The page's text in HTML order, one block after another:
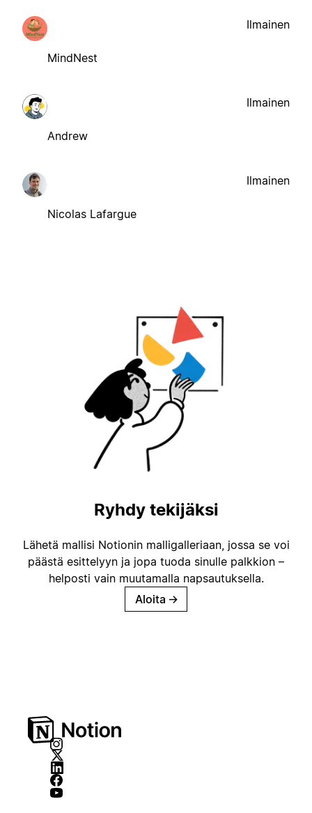
MindNest
Ilmainen
Andrew
Ilmainen
Nicolas Lafargue
Ilmainen
Ryhdy tekijäksi
Lähetä mallisi Notionin malligalleriaan, jossa se voi
päästä esittelyyn ja jopa tuoda sinulle palkkion –
helposti vain muutamalla napsautuksella.
Aloita →